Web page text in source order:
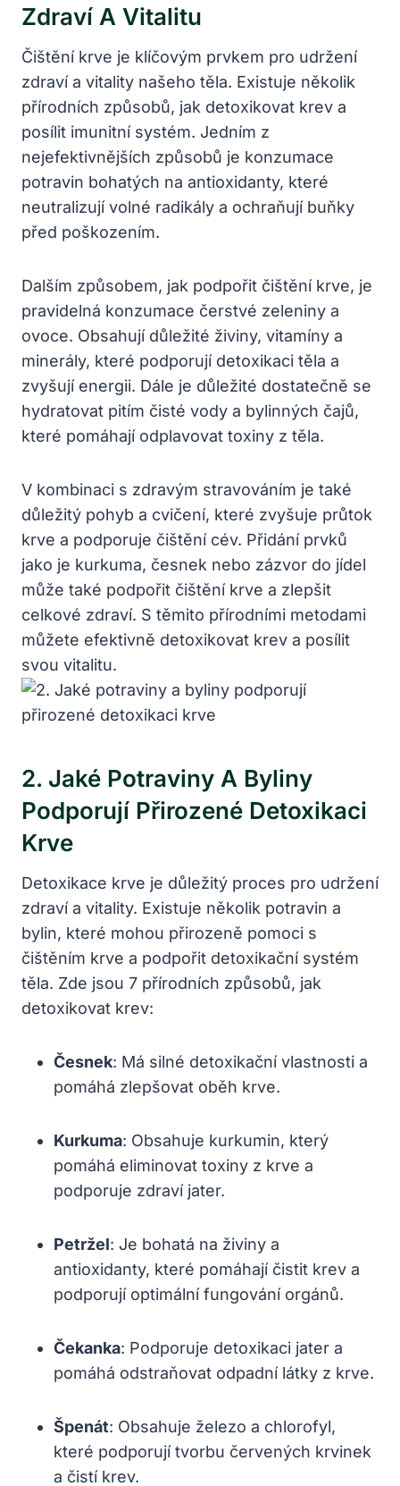
Zdraví A ​vitalitu
Čištění krve je klíčovým prvkem⁣ pro udržení⁣
zdraví a vitality našeho těla. Existuje ⁤několik⁢
přírodních způsobů, jak detoxikovat krev a
posílit imunitní systém. ​Jedním z
nejefektivnějších způsobů je konzumace
potravin bohatých na antioxidanty, které
neutralizují volné radikály a ochraňují buňky
před poškozením.
Dalším způsobem, jak podpořit čištění krve, je
pravidelná konzumace ‍čerstvé⁢ zeleniny a
ovoce. Obsahují důležité živiny, vitamíny a⁢
minerály, které podporují‍ detoxikaci těla a
zvyšují⁤ energii. Dále⁤ je důležité dostatečně se
⁤hydratovat​ pitím čisté vody a bylinných čajů,
které pomáhají‌ odplavovat‌ toxiny z těla.
V kombinaci s zdravým stravováním je také
důležitý pohyb a cvičení, které zvyšuje ‌průtok⁢
krve a ‍podporuje čištění cév. Přidání prvků
jako je⁣ kurkuma, česnek nebo zázvor⁤ do jídel
může také podpořit čištění ‍krve⁢ a zlepšit ​
celkové zdraví. S těmito přírodními ⁣metodami
můžete efektivně detoxikovat krev a ​posílit
svou vitalitu.
2. Jaké ‍potraviny​ A Byliny
Podporují Přirozené Detoxikaci
Krve
Detoxikace krve⁣ je ⁤důležitý​ proces pro udržení
zdraví ⁤a vitality. Existuje ‍několik potravin a
bylin, které mohou přirozeně pomoci s
čištěním krve a podpořit detoxikační systém
těla. Zde jsou 7 ‌přírodních způsobů,⁢ jak
detoxikovat⁢ krev:
Česnek: Má silné detoxikační vlastnosti‍ a
pomáhá⁢ zlepšovat oběh krve.
Kurkuma: Obsahuje kurkumin, který
pomáhá eliminovat toxiny z krve a
podporuje zdraví ‍jater.
Petržel: Je ‌bohatá na ‌živiny a
antioxidanty, které‌ pomáhají čistit krev ⁢a
podporují optimální fungování orgánů.
Čekanka: Podporuje ​detoxikaci jater a
pomáhá odstraňovat odpadní⁤ látky z krve.
Špenát: Obsahuje železo a chlorofyl,
které podporují tvorbu ‌červených‍ krvinek
a čistí krev.